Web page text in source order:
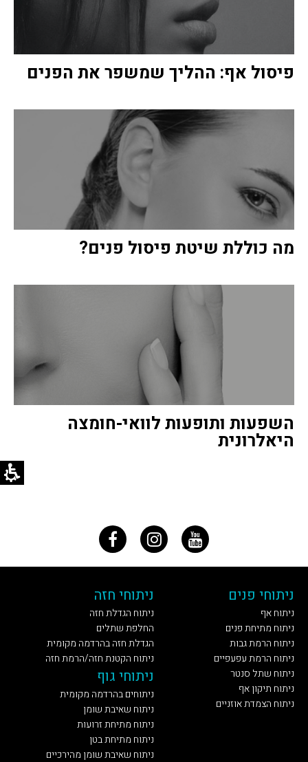
פיסול אף: ההליך שמשפר את הפנים
מה כוללת שיטת פיסול פנים?
השפעות ותופעות לוואי-חומצה
היאלרונית
ניתוחי פנים
ניתוח אף
ניתוח מתיחת פנים
ניתוח הרמת גבות
ניתוח הרמת עפעפיים
ניתוח שתל סנטר
ניתוח תיקון אף
ניתוח הצמדת אוזניים
ניתוחי חזה
ניתוח הגדלת חזה
החלפת שתלים
הגדלת חזה בהרדמה מקומית
ניתוח הקטנת חזה/הרמת חזה
ניתוחי גוף
ניתוחים בהרדמה מקומית
ניתוח שאיבת שומן
ניתוח מתיחת זרועות
ניתוח מתיחת בטן
ניתוח שאיבת שומן מהירכיים